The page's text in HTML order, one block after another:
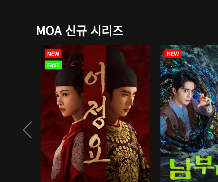
MOA 신규 시리즈